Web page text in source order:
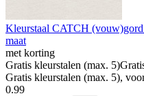
Kleurstaal CATCH
maat
met korting
Gratis kleurstalen (max. 5)
Gratis kleurstalen (max. 5),
0.99